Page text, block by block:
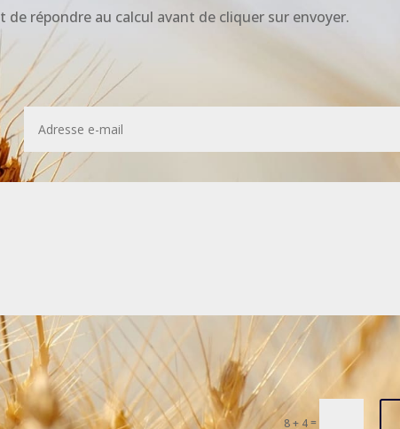
répondre au calcul avant de cliquer sur envoyer.
8 + 4=